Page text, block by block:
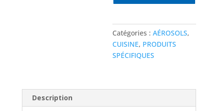
Catégories :AÉROSOLS,
CUISINE, PRODUITS
SPÉCIFIQUES
Description